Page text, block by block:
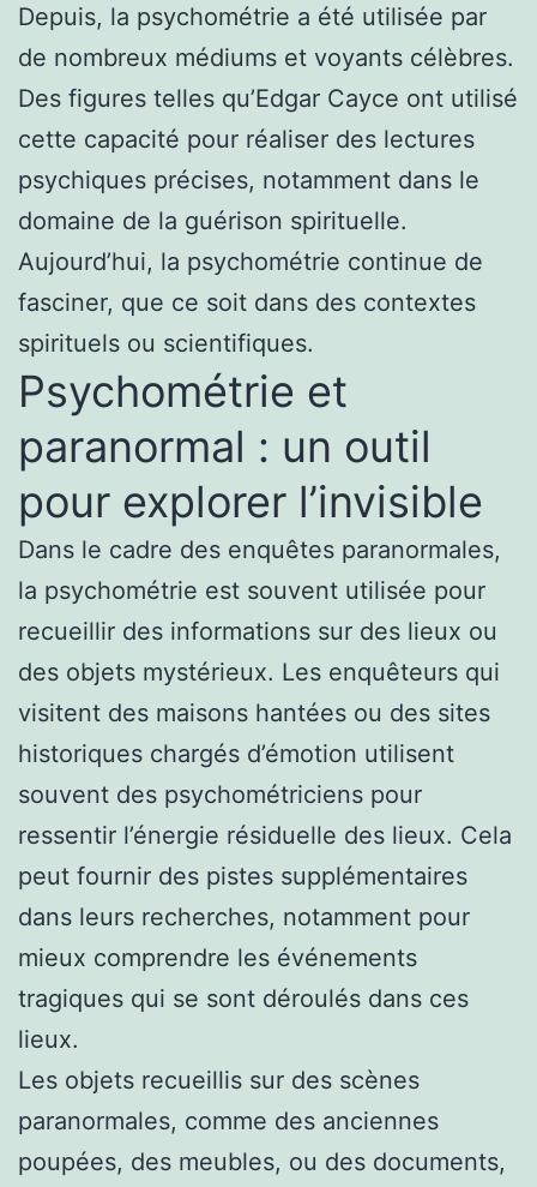
Depuis, la psychométrie a été utilisée par
de nombreux médiums et voyants célèbres.
Des figures telles qu’Edgar Cayce ont utilisé
cette capacité pour réaliser des lectures
psychiques précises, notamment dans le
domaine de la guérison spirituelle.
Aujourd’hui, la psychométrie continue de
fasciner, que ce soit dans des contextes
spirituels ou scientifiques.
Psychométrie et
paranormal : un outil
pour explorer l’invisible
Dans le cadre des enquêtes paranormales,
la psychométrie est souvent utilisée pour
recueillir des informations sur des lieux ou
des objets mystérieux. Les enquêteurs qui
visitent des maisons hantées ou des sites
historiques chargés d’émotion utilisent
souvent des psychométriciens pour
ressentir l’énergie résiduelle des lieux. Cela
peut fournir des pistes supplémentaires
dans leurs recherches, notamment pour
mieux comprendre les événements
tragiques qui se sont déroulés dans ces
lieux.
Les objets recueillis sur des scènes
paranormales, comme des anciennes
poupées, des meubles, ou des documents,